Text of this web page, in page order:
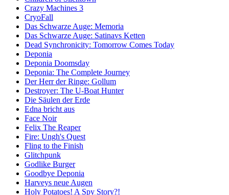
Crazy Machines 3
CryoFall
Das Schwarze Auge: Memoria
Das Schwarze Auge: Satinavs Ketten
Dead Synchronicity: Tomorrow Comes Today
Deponia
Deponia Doomsday
Deponia: The Complete Journey
Der Herr der Ringe: Gollum
Destroyer: The U-Boat Hunter
Die Säulen der Erde
Edna bricht aus
Face Noir
Felix The Reaper
Fire: Ungh's Quest
Fling to the Finish
Glitchpunk
Godlike Burger
Goodbye Deponia
Harveys neue Augen
Holy Potatoes! A Spy Story?!